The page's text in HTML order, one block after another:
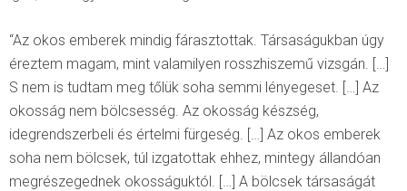
“Az okos emberek mindig fárasztottak. Társaságukban úgy
éreztem magam, mint valamilyen rosszhiszemű vizsgán. […]
S nem is tudtam meg tőlük soha semmi lényegeset. […] Az
okosság nem bölcsesség. Az okosság készség,
idegrendszerbeli és értelmi fürgeség. […] Az okos emberek
soha nem bölcsek, túl izgatottak ehhez, mintegy állandóan
megrészegednek okosságuktól. […] A bölcsek társaságát